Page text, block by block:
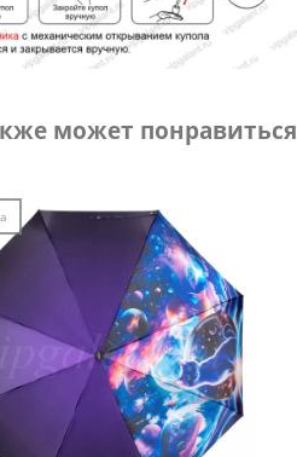
может понравиться